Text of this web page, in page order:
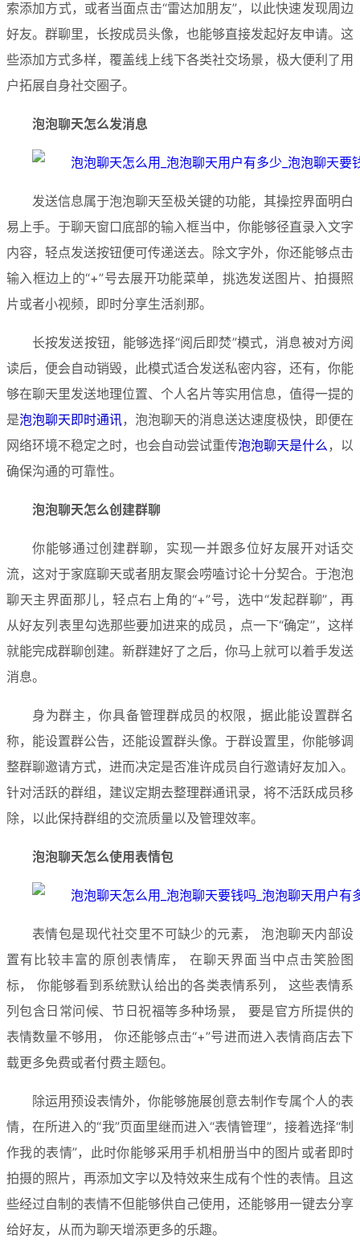
索添加方式，或者当面点击“雷达加朋友”，以此快速发现周边
好友。群聊里，长按成员头像，也能够直接发起好友申请。这
些添加方式多样，覆盖线上线下各类社交场景，极大便利了用
户拓展自身社交圈子。
泡泡聊天怎么发消息
发送信息属于泡泡聊天至极关键的功能，其操控界面明白
易上手。于聊天窗口底部的输入框当中，你能够径直录入文字
内容，轻点发送按钮便可传递送去。除文字外，你还能够点击
输入框边上的“+”号去展开功能菜单，挑选发送图片、拍摄照
片或者小视频，即时分享生活刹那。
长按发送按钮，能够选择“阅后即焚”模式，消息被对方阅
读后，便会自动销毁，此模式适合发送私密内容，还有，你能
够在聊天里发送地理位置、个人名片等实用信息，值得一提的
是泡泡聊天即时通讯，泡泡聊天的消息送达速度极快，即便在
网络环境不稳定之时，也会自动尝试重传泡泡聊天是什么，以
确保沟通的可靠性。
泡泡聊天怎么创建群聊
你能够通过创建群聊，实现一并跟多位好友展开对话交
流，这对于家庭聊天或者朋友聚会唠嗑讨论十分契合。于泡泡
聊天主界面那儿，轻点右上角的“+”号，选中“发起群聊”，再
从好友列表里勾选那些要加进来的成员，点一下“确定”，这样
就能完成群聊创建。新群建好了之后，你马上就可以着手发送
消息。
身为群主，你具备管理群成员的权限，据此能设置群名
称，能设置群公告，还能设置群头像。于群设置里，你能够调
整群聊邀请方式，进而决定是否准许成员自行邀请好友加入。
针对活跃的群组，建议定期去整理群通讯录，将不活跃成员移
除，以此保持群组的交流质量以及管理效率。
泡泡聊天怎么使用表情包
表情包是现代社交里不可缺少的元素， 泡泡聊天内部设
置有比较丰富的原创表情库， 在聊天界面当中点击笑脸图
标， 你能够看到系统默认给出的各类表情系列， 这些表情系
列包含日常问候、节日祝福等多种场景， 要是官方所提供的
表情数量不够用， 你还能够点击“+”号进而进入表情商店去下
载更多免费或者付费主题包。
除运用预设表情外，你能够施展创意去制作专属个人的表
情，在所进入的“我”页面里继而进入“表情管理”，接着选择“制
作我的表情”，此时你能够采用手机相册当中的图片或者即时
拍摄的照片，再添加文字以及特效来生成有个性的表情。且这
些经过自制的表情不但能够供自己使用，还能够用一键去分享
给好友，从而为聊天增添更多的乐趣。